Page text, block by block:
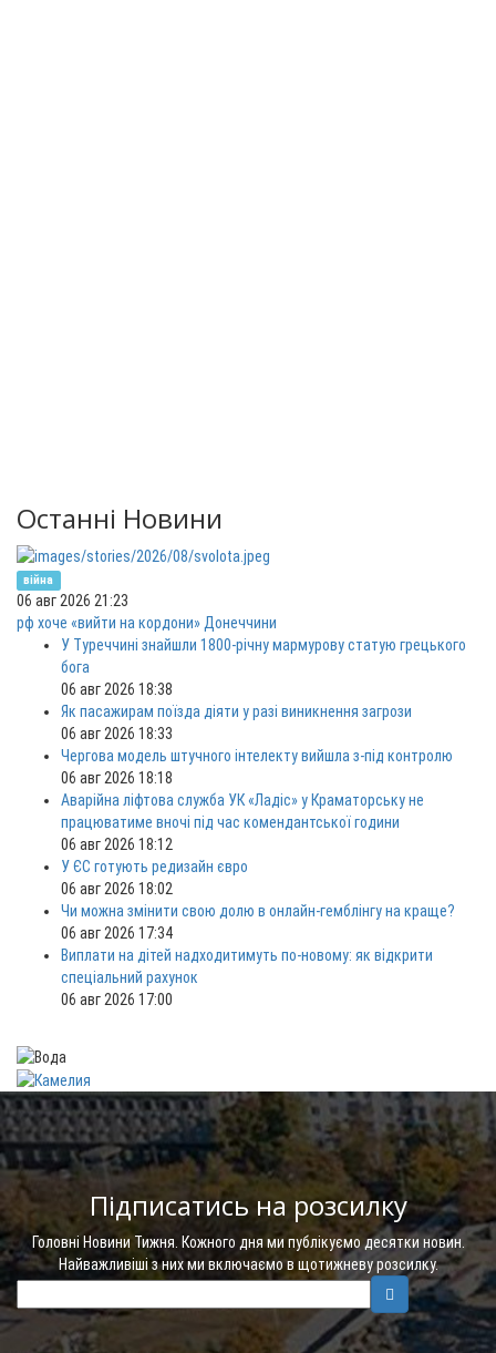
Останні Новини
війна
06 авг 2026 21:23
рф хоче «вийти на кордони» Донеччини
У Туреччині знайшли 1800-річну мармурову статую грецького
бога
06 авг 2026 18:38
Як пасажирам поїзда діяти у разі виникнення загрози
06 авг 2026 18:33
Чергова модель штучного інтелекту вийшла з-під контролю
06 авг 2026 18:18
Аварійна ліфтова служба УК «Ладіс» у Краматорську не
працюватиме вночі під час комендантської години
06 авг 2026 18:12
У ЄС готують редизайн євро
06 авг 2026 18:02
Чи можна змінити свою долю в онлайн-гемблінгу на краще?
06 авг 2026 17:34
Виплати на дітей надходитимуть по-новому: як відкрити
спеціальний рахунок
06 авг 2026 17:00
Підписатись на розсилку
Головні Новини Тижня. Кожного дня ми публікуємо десятки новин.
Найважливіші з них ми включаємо в щотижневу розсилку.